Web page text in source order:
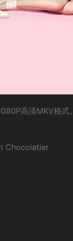
高清MKV格式。
Chocolatier